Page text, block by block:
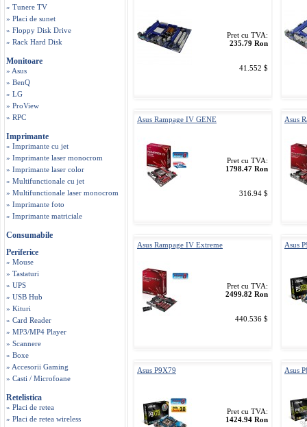
» Tunere TV
» Placi de sunet
» Floppy Disk Drive
» Rack Hard Disk
Monitoare
» Asus
» BenQ
» LG
» ProView
» RPC
Imprimante
» Imprimante cu jet
» Imprimante laser monocrom
» Imprimante laser color
» Multifunctionale cu jet
» Multifunctionale laser monocrom
» Imprimante foto
» Imprimante matriciale
Consumabile
Periferice
» Mouse
» Tastaturi
» UPS
» USB Hub
» Kituri
» Card Reader
» MP3/MP4 Player
» Scannere
» Boxe
» Accesorii Gaming
» Casti / Microfoane
Retelistica
» Placi de retea
» Placi de retea wireless
Pret cu TVA:
235.79 Ron
41.552 $
Asus Rampage IV GENE
Pret cu TVA:
1798.47 Ron
316.94 $
Asus
Asus Rampage IV Extreme
Pret cu TVA:
2499.82 Ron
440.536 $
Asus
Asus P9X79
Pret cu TVA:
1424.94 Ron
Asus